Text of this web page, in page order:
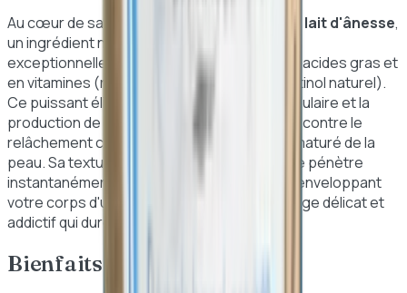
Au cœur de sa formule naturelle se trouve le lait d'ânesse,
un ingrédient noble réputé pour sa richesse
exceptionnelle en nutriments essentiels, en acides gras et
en vitamines (notamment la vitamine A ou rétinol naturel).
Ce puissant élixir stimule la régénération cellulaire et la
production de collagène, aidant ainsi à lutter contre le
relâchement cutané et le vieillissement prématuré de la
peau. Sa texture fluide, légère et non grasse pénètre
instantanément sans laisser de film collant, enveloppant
votre corps d'une douceur infinie et d'un sillage délicat et
addictif qui dure toute la journée.
Bienfaits et Avantages